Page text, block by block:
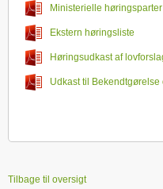
Ministerielle høringsparter
Ekstern høringsliste
Høringsudkast af
naturgassektorerne
Udkast til
Tilbage til oversigt